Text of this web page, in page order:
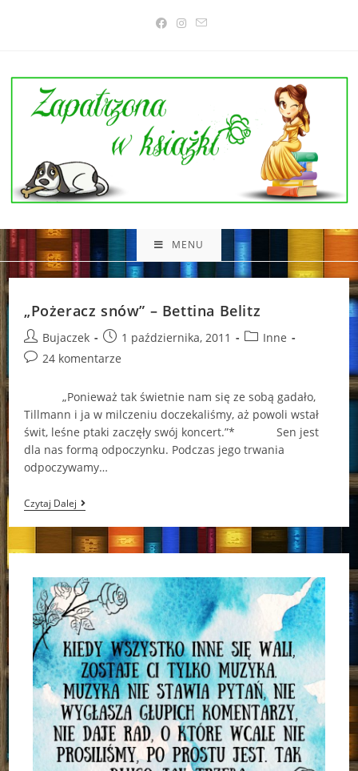
MENU
„Pożeracz snów” – Bettina Belitz
Post
author:
Bujaczek
Post
published:
1 października, 2011
PostInne
Post24 komentarze
„Ponieważ tak świetnie nam się ze sobą gadało,
Tillmann i ja w milczeniu doczekaliśmy, aż powoli wstał
świt, leśne ptaki zaczęły swój koncert.”* Sen jest
dla nas formą odpoczynku. Podczas jego trwania
odpoczywamy…
Czytaj Dalej„Pożeracz
Snów”
–
Bettina
Belitz